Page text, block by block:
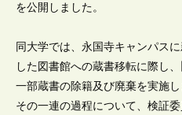
を公開しました。
同大学では、永国寺キャンパス
した図書館への蔵書移転に際し
一部蔵書の除籍及び廃棄を実施し
その一連の過程について、検証